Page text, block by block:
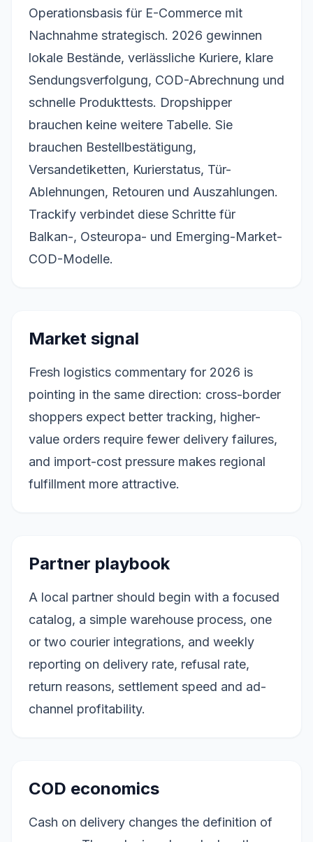
Operationsbasis für E-Commerce mit
Nachnahme strategisch. 2026 gewinnen
lokale Bestände, verlässliche Kuriere, klare
Sendungsverfolgung, COD-Abrechnung und
schnelle Produkttests. Dropshipper
brauchen keine weitere Tabelle. Sie
brauchen Bestellbestätigung,
Versandetiketten, Kurierstatus, Tür-
Ablehnungen, Retouren und Auszahlungen.
Trackify verbindet diese Schritte für
Balkan-, Osteuropa- und Emerging-Market-
COD-Modelle.
Market signal
Fresh logistics commentary for 2026 is
pointing in the same direction: cross-border
shoppers expect better tracking, higher-
value orders require fewer delivery failures,
and import-cost pressure makes regional
fulfillment more attractive.
Partner playbook
A local partner should begin with a focused
catalog, a simple warehouse process, one
or two courier integrations, and weekly
reporting on delivery rate, refusal rate,
return reasons, settlement speed and ad-
channel profitability.
COD economics
Cash on delivery changes the definition of